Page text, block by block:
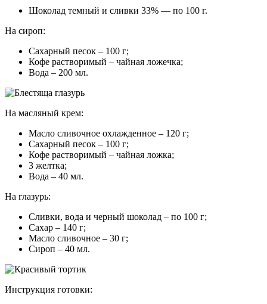
Шоколад темный и сливки 33% — по 100 г.
На сироп:
Сахарный песок – 100 г;
Кофе растворимый – чайная ложечка;
Вода – 200 мл.
На масляный крем:
Масло сливочное охлажденное – 120 г;
Сахарный песок – 100 г;
Кофе растворимый – чайная ложка;
3 желтка;
Вода – 40 мл.
На глазурь:
Сливки, вода и черный шоколад – по 100 г;
Сахар – 140 г;
Масло сливочное – 30 г;
Сироп – 40 мл.
Инструкция готовки: